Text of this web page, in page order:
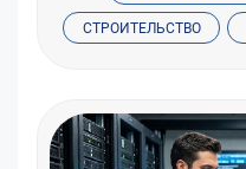
СТРОИТЕЛЬСТВО